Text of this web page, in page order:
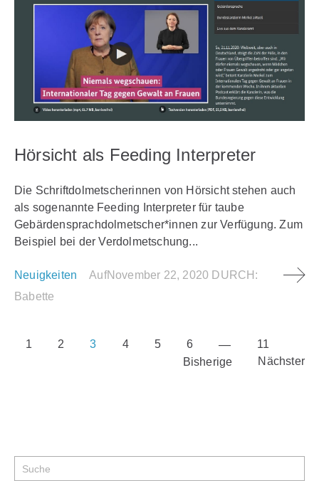
Hörsicht als Feeding Interpreter
Die Schriftdolmetscherinnen von Hörsicht stehen auch
als sogenannte Feeding Interpreter für taube
Gebärdensprachdolmetscher*innen zur Verfügung. Zum
Beispiel bei der Verdolmetschung...
Neuigkeiten AufNovember 22, 2020 DURCH:
Babette
1 2 3 4 5 6
11
Nächster
Bisherige